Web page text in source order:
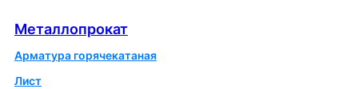
Металлопрокат
Арматура горячекатаная
Лист